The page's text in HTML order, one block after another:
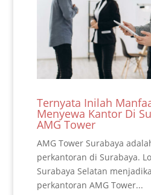
Ternyata Inilah
Menyewa Kantor Di
AMG Tower
AMG Tower Surabaya
perkantoran di Surabaya.
Surabaya Selatan
perkantoran AMG Tower...